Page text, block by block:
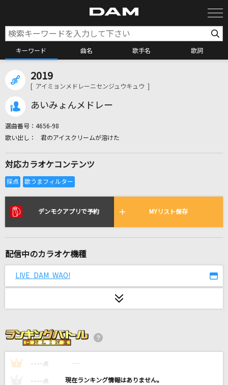
キーワード 曲名 歌手名 歌詞
リアルタイムで歌われている曲の一覧
踊
サマーナイトタウン
[生音]高嶺の花子さん
back number
2019
[ アイミョンメドレーニセンジュウキュウ ]
あいみょんメドレー
選曲番号： 4656-98
君のアイスクリームが溶けた
対応カラオケコンテンツ
デンモクアプリで予約 MYリスト保存
配信中のカラオケ機種
LIVE DAM WAO!
1 ---- 点 ----
---- 点 ----